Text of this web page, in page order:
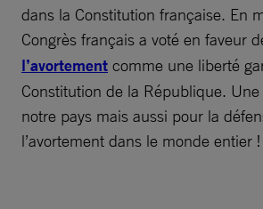
dans la Constitution française. En
Congrès français a voté en faveur
l’avortement comme une liberté
Constitution de la République.
notre pays mais aussi pour la
l’avortement dans le monde entier !